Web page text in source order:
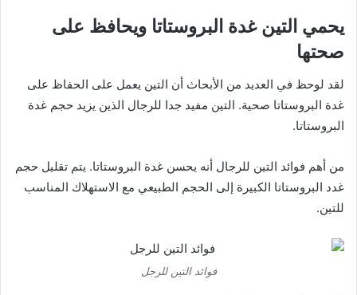
يحمي التين غدة البروستاتا ويحافظ على
صحتها
لقد لوحظ في العديد من الأبحاث أن التين يعمل على الحفاظ على
غدة البروستاتا صحية. التين مفيد جدا للرجال الذين يزيد حجم غدة
البروستاتا.
من أهم فوائد التين للرجال أنه يحسن غدة البروستاتا. يتم تقليل حجم
غدد البروستاتا الكبيرة إلى الحجم الطبيعي مع الاستهلاك المناسب
للتين.
فوائد التين للرجل